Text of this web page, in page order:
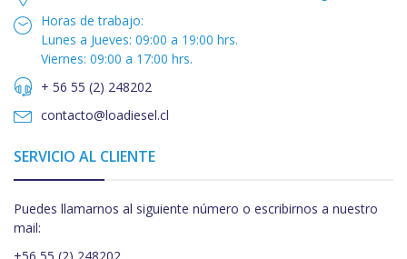
Horas de trabajo:
Lunes a Jueves: 09:00 a 19:00 hrs.
Viernes: 09:00 a 17:00 hrs.
+ 56 55 (2) 248202
contacto@loadiesel.cl
SERVICIO AL CLIENTE
Puedes llamarnos al siguiente número o escribirnos a nuestro
mail: